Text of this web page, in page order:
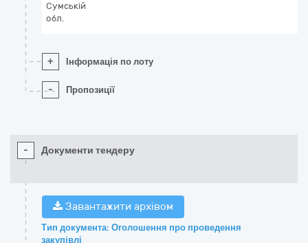
Сумській
обл.
+ Інформація по лоту
- Пропозиції
- Документи тендеру
Завантажити архівом
Тип документа: Оголошення про проведення
закупівлі